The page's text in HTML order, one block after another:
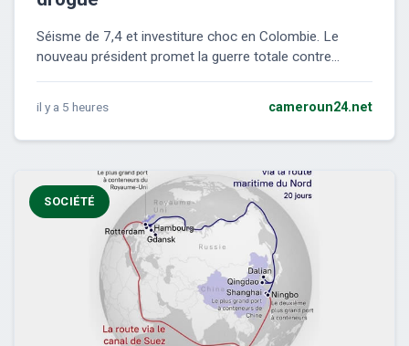
Séisme de 7,4 et investiture choc en Colombie. Le
nouveau président promet la guerre totale contre...
il y a 5 heures cameroun24.net
SOCIÉTÉ